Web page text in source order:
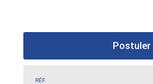
Postuler
RÉF.